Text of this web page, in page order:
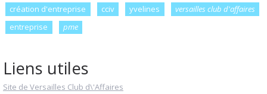
création d'entreprise cciv yvelines
versailles club d'affaires
entreprise
pme
Liens utiles
Site de Versailles Club d\'Affaires